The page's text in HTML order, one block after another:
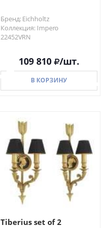
Бренд: Eichholtz
Коллекция: Impero
22452VRN
109 810 /шт.
В КОРЗИНУ
В КОРЗИНУ
Tiberius set of 2